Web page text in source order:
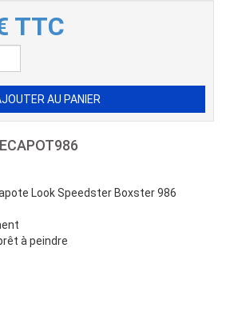
TTC
Look Speedster Boxster 986
à peindre